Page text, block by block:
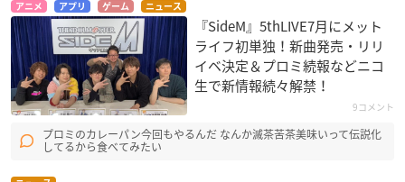
アニメ アプリ ゲーム ニュース
『SideM』5thLIVE7月にメット
ライフ初単独！新曲発売・リリ
イベ決定＆プロミ続報などニコ
生で新情報続々解禁！
9コメント
プロミのカレーパン今回もやるんだ なんか滅茶苦茶美味いって伝説化
してるから食べてみたい